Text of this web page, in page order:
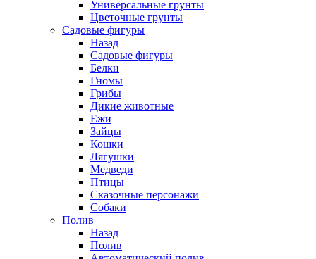
Универсальные грунты
Цветочные грунты
Садовые фигуры
Назад
Садовые фигуры
Белки
Гномы
Грибы
Дикие животные
Ежи
Зайцы
Кошки
Лягушки
Медведи
Птицы
Сказочные персонажи
Собаки
Полив
Назад
Полив